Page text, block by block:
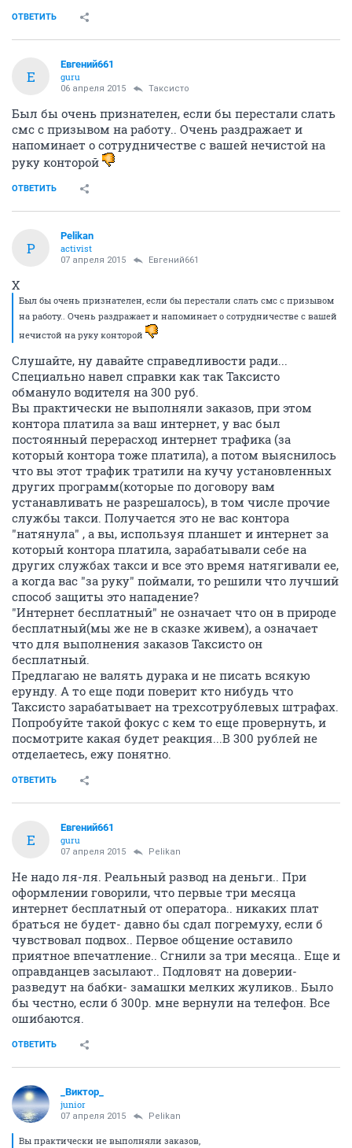
ОТВЕТИТЬ
Е
Евгений661
guru
06 апреля 2015 Таксисто
Был бы очень признателен, если бы перестали слать
смс с призывом на работу.. Очень раздражает и
напоминает о сотрудничестве с вашей нечистой на
руку конторой
ОТВЕТИТЬ
P
Pelikan
activist
07 апреля 2015 Евгений661
Х
Был бы очень признателен, если бы перестали слать смс с призывом
на работу.. Очень раздражает и напоминает о сотрудничестве с вашей
нечистой на руку конторой
Слушайте, ну давайте справедливости ради...
Специально навел справки как так Таксисто
обмануло водителя на 300 руб.
Вы практически не выполняли заказов, при этом
контора платила за ваш интернет, у вас был
постоянный перерасход интернет трафика (за
который контора тоже платила), а потом выяснилось
что вы этот трафик тратили на кучу установленных
других программ(которые по договору вам
устанавливать не разрешалось), в том числе прочие
службы такси. Получается это не вас контора
"натянула" , а вы, используя планшет и интернет за
который контора платила, зарабатывали себе на
других службах такси и все это время натягивали ее,
а когда вас "за руку" поймали, то решили что лучший
способ защиты это нападение?
"Интернет бесплатный" не означает что он в природе
бесплатный(мы же не в сказке живем), а означает
что для выполнения заказов Таксисто он
бесплатный.
Предлагаю не валять дурака и не писать всякую
ерунду. А то еще поди поверит кто нибудь что
Таксисто зарабатывает на трехсотрублевых штрафах.
Попробуйте такой фокус с кем то еще провернуть, и
посмотрите какая будет реакция...В 300 рублей не
отделаетесь, ежу понятно.
ОТВЕТИТЬ
Е
Евгений661
guru
07 апреля 2015 Pelikan
Не надо ля-ля. Реальный развод на деньги.. При
оформлении говорили, что первые три месяца
интернет бесплатный от оператора.. никаких плат
браться не будет- давно бы сдал погремуху, если б
чувствовал подвох.. Первое общение оставило
приятное впечатление.. Сгнили за три месяца.. Еще и
оправданцев засылают.. Подловят на доверии-
разведут на бабки- замашки мелких жуликов.. Было
бы честно, если б 300р. мне вернули на телефон. Все
ошибаются.
ОТВЕТИТЬ
_Виктор_
juniоr
07 апреля 2015 Pelikan
Вы практически не выполняли заказов,